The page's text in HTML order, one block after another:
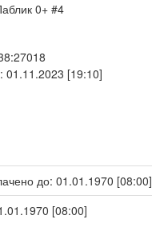
0+ #4
01.11.2023 [19:10]
до: 01.01.1970 [08:00]
[08:00]